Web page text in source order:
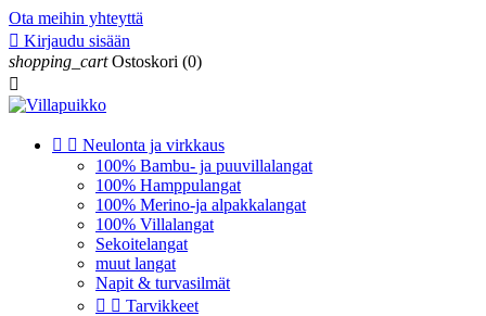
Ota meihin yhteyttä
 Kirjaudu sisään
shopping_cart Ostoskori (0)

  Neulonta ja virkkaus
100% Bambu- ja puuvillalangat
100% Hamppulangat
100% Merino-ja alpakkalangat
100% Villalangat
Sekoitelangat
muut langat
Napit & turvasilmät
  Tarvikkeet